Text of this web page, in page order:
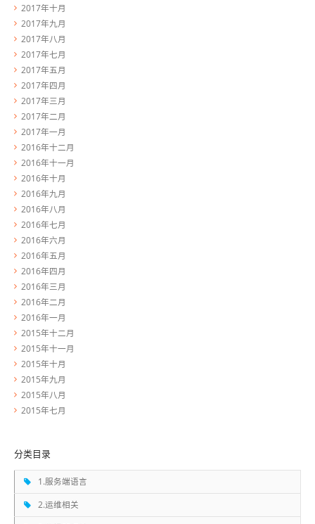
2017年十月
2017年九月
2017年八月
2017年七月
2017年五月
2017年四月
2017年三月
2017年二月
2017年一月
2016年十二月
2016年十一月
2016年十月
2016年九月
2016年八月
2016年七月
2016年六月
2016年五月
2016年四月
2016年三月
2016年二月
2016年一月
2015年十二月
2015年十一月
2015年十月
2015年九月
2015年八月
2015年七月
分类目录
1.服务端语言
2.运维相关